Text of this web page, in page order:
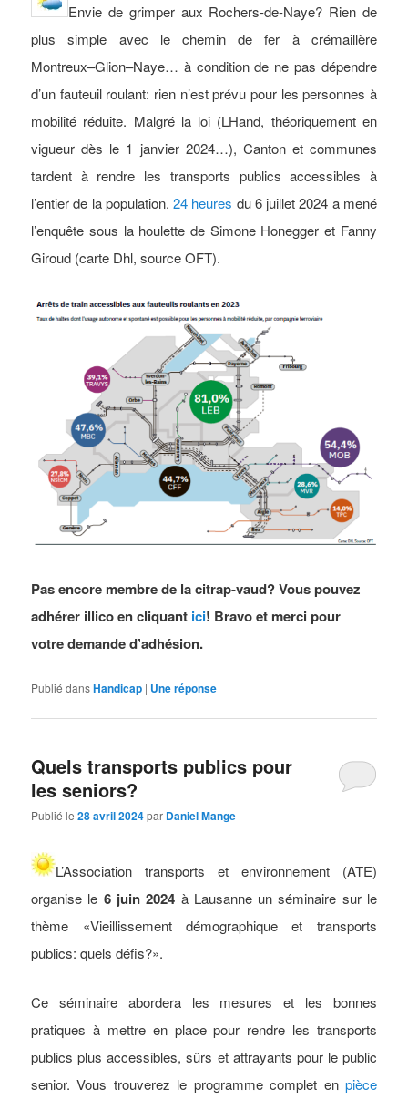
Envie de grimper aux Rochers-de-Naye? Rien de
plus simple avec le chemin de fer à crémaillère
Montreux–Glion–Naye… à condition de ne pas dépendre
d’un fauteuil roulant: rien n’est prévu pour les personnes à
mobilité réduite. Malgré la loi (LHand, théoriquement en
vigueur dès le 1 janvier 2024…), Canton et communes
tardent à rendre les transports publics accessibles à
l’entier de la population.24 heures du 6 juillet 2024 a mené
l’enquête sous la houlette de Simone Honegger et Fanny
Giroud (carte Dhl, source OFT).
Pas encore membre de la citrap-vaud? Vous pouvez
adhérer illico en cliquant ici! Bravo et merci pour
votre demande d’adhésion.
Publié dansHandicap | Uneréponse
Quels transports publics pour
les seniors?
Publié le28 avril 2024par Daniel Mange
L’Association transports et environnement (ATE)
organise le 6 juin 2024 à Lausanne un séminaire sur le
thème «Vieillissement démographique et transports
publics: quels défis?».
Ce séminaire abordera les mesures et les bonnes
pratiques à mettre en place pour rendre les transports
publics plus accessibles, sûrs et attrayants pour le public
senior. Vous trouverez le programme complet en pièce